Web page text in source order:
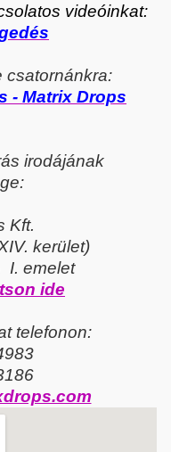
videóinkat:
csatornánkra:
- Matrix Drops
irodájának
Kft.
kerület)
I. emelet
ide
telefonon: